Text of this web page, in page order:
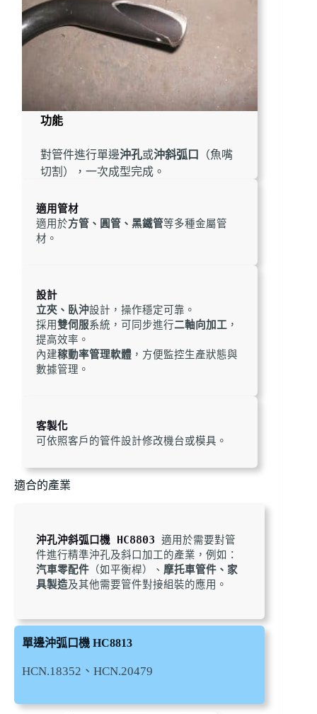
功能
對管件進行單邊沖孔或沖斜弧口
（魚嘴
切割），一次成型完成。
適用管材
適用於方管、圓管、黑鐵管等多種金屬管
材。
設計
立夾、臥沖設計，操作穩定可靠。
採用雙伺服系統，可同步進行二軸向加工 ，
提高效率。
內建稼動率管理軟體，方便監控生產狀態與
數據管理。
客製化
可依照客戶的管件設計修改機台或模具。
適合的產業
沖孔沖斜弧口機 HC8803 適用於需要對管
件進行精準沖孔及斜口加工的產業，例如：
汽車零配件（如平衡桿）、 摩托車管件、家
具製造及其他需要管件對接組裝的應用。
單邊沖弧口機 HC8813
HCN.18352、HCN.20479